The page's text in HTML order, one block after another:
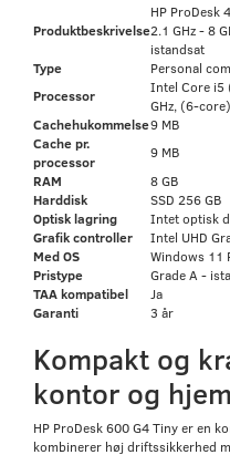
Produktbeskrivelse
HP ProDesk
2.1 GHz - 8
istandsat
Type
Personal
Processor
Intel Core i5
GHz, (6-core)
Cachehukommelse9 MB
Cache pr.
processor
9 MB
RAM
8 GB
Harddisk
SSD 256 GB
Optisk lagring
Intet optisk
Grafik controller
Intel UHD
Med OS
Windows 11
Pristype
Grade A -
TAA kompatibel
Ja
Garanti
3 år
Kompakt og
kontor og hjem
HP ProDesk 600 G4 Tiny er en
kombinerer høj driftssikkerhed